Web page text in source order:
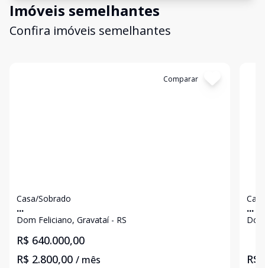
Imóveis semelhantes
Confira imóveis semelhantes
Comparar
Casa/Sobrado
...
Dom Feliciano, Gravataí - RS
R$ 640.000,00
R$ 2.800,00 / mês
...
R$